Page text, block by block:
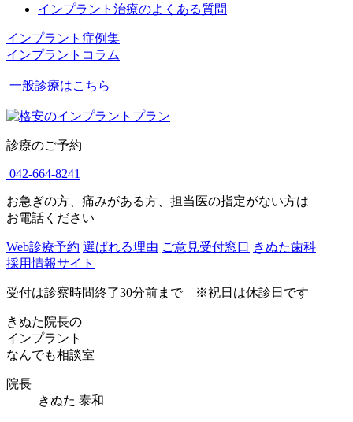
インプラント治療のよくある質問
インプラント症例集
インプラントコラム
一般診療はこちら
診療のご予約
042-664-8241
お急ぎの方、痛みがある方、担当医の指定がない方は
お電話ください
Web診療予約 選ばれる理由 ご意見受付窓口 きぬた歯科
採用情報サイト
受付は診察時間終了30分前まで ※祝日は休診日です
きぬた院長の
インプラント
なんでも相談室
院長
きぬた 泰和